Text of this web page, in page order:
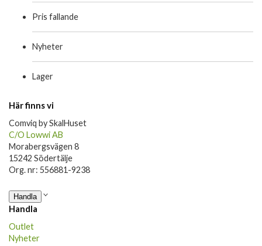
Pris fallande
Nyheter
Lager
Här finns vi
Comviq by SkalHuset
C/O Lowwi AB
Morabergsvägen 8
15242 Södertälje
Org. nr: 556881-9238
Handla
Handla
Outlet
Nyheter